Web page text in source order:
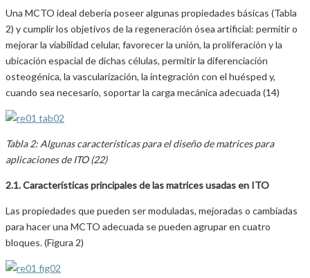
Una MCTO ideal debería poseer algunas propiedades básicas (Tabla
2) y cumplir los objetivos de la regeneración ósea artificial: permitir o
mejorar la viabilidad celular, favorecer la unión, la proliferación y la
ubicación espacial de dichas células, permitir la diferenciación
osteogénica, la vascularización, la integración con el huésped y,
cuando sea necesario, soportar la carga mecánica adecuada (14)
Tabla 2: Algunas características para el diseño de matrices para
aplicaciones de ITO (22)
2.1. Características principales de las matrices usadas en ITO
Las propiedades que pueden ser moduladas, mejoradas o cambiadas
para hacer una MCTO adecuada se pueden agrupar en cuatro
bloques. (Figura 2)